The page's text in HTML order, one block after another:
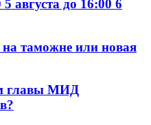
августа до 16:00 6
таможне или новая
главы МИД